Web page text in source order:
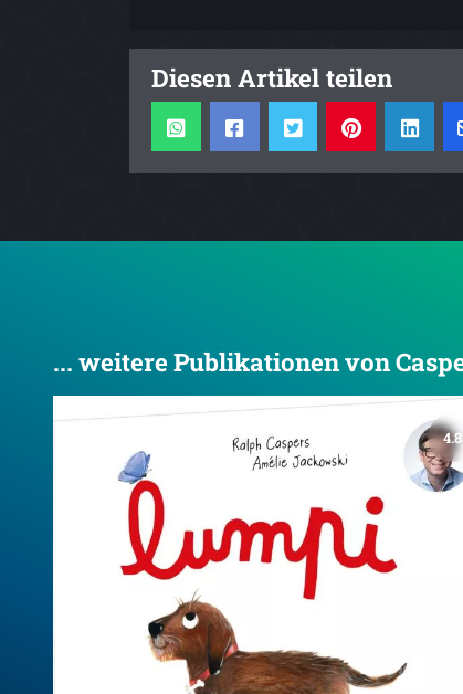
Diesen Artikel teilen
... weitere Publikationen von
4.8